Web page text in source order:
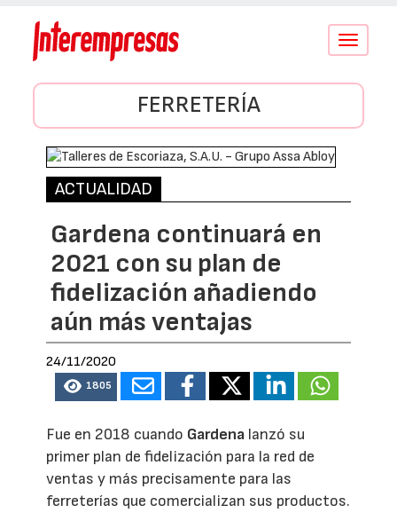
Conmutar
FERRETERÍA
ACTUALIDAD
Gardena continuará en
2021 con su plan de
fidelización añadiendo
aún más ventajas
24/11/2020
1805
Fue en 2018 cuando Gardena lanzó su
primer plan de fidelización para la red de
ventas y más precisamente para las
ferreterías que comercializan sus productos.